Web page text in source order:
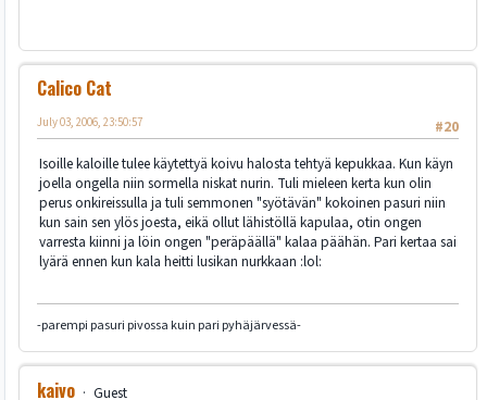
Calico Cat
#20
July 03, 2006, 23:50:57
Isoille kaloille tulee käytettyä koivu halosta tehtyä kepukkaa. Kun käyn
joella ongella niin sormella niskat nurin. Tuli mieleen kerta kun olin
perus onkireissulla ja tuli semmonen "syötävän" kokoinen pasuri niin
kun sain sen ylös joesta, eikä ollut lähistöllä kapulaa, otin ongen
varresta kiinni ja löin ongen "peräpäällä" kalaa päähän. Pari kertaa sai
lyärä ennen kun kala heitti lusikan nurkkaan :lol:
-parempi pasuri pivossa kuin pari pyhäjärvessä-
kaivo
Guest